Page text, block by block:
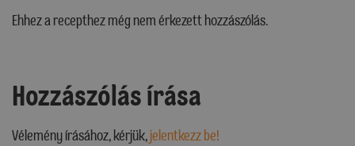
Ehhez a recepthez még nem érkezett hozzászólás.
Hozzászólás írása
Vélemény írásához, kérjük,jelentkezz be!